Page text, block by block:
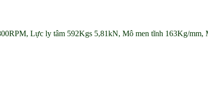
Lực ly tâm 592Kgs 5,81kN, Mô men tĩnh 163Kg/mm,